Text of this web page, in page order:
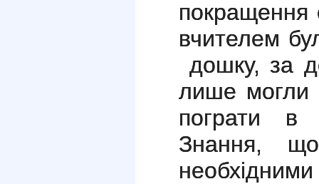
покращення
вчителем
дошку, за
лише могли
пограти в
Знання,